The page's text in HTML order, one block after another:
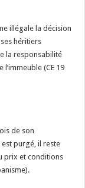
illégale la décision
héritiers
la responsabilité
(CE 19
de son
purgé, il reste
prix et conditions